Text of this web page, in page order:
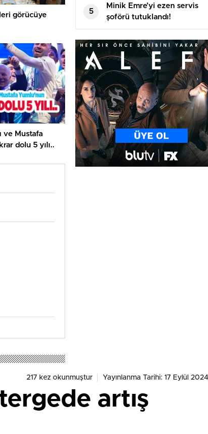
görücüye
ve Mustafa
dolu 5 yılı..
konuştu
5
Minik Emre’yi ezen servis
şoförü tutuklandı!
217 kez okunmuştur Yayınlanma Tarihi: 17 Eylül
artış